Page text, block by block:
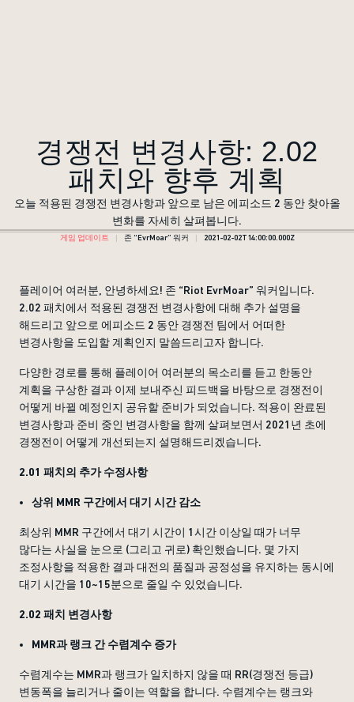
경쟁전 변경사항: 2.02
패치와 향후 계획
오늘 적용된 경쟁전 변경사항과 앞으로 남은 에피소드 2 동안 찾아올
변화를 자세히 살펴봅니다.
게임 업데이트 존 “EvrMoar” 워커 2021-02-02T14:00:00.000Z
플레이어 여러분, 안녕하세요! 존 “Riot EvrMoar” 워커입니다.
2.02 패치에서 적용된 경쟁전 변경사항에 대해 추가 설명을
해드리고 앞으로 에피소드 2 동안 경쟁전 팀에서 어떠한
변경사항을 도입할 계획인지 말씀드리고자 합니다.
다양한 경로를 통해 플레이어 여러분의 목소리를 듣고 한동안
계획을 구상한 결과 이제 보내주신 피드백을 바탕으로 경쟁전이
어떻게 바뀔 예정인지 공유할 준비가 되었습니다. 적용이 완료된
변경사항과 준비 중인 변경사항을 함께 살펴보면서 2021년 초에
경쟁전이 어떻게 개선되는지 설명해드리겠습니다.
2.01 패치의 추가 수정사항
상위 MMR 구간에서 대기 시간 감소
최상위 MMR 구간에서 대기 시간이 1시간 이상일 때가 너무
많다는 사실을 눈으로 (그리고 귀로) 확인했습니다. 몇 가지
조정사항을 적용한 결과 대전의 품질과 공정성을 유지하는 동시에
대기 시간을 10~15분으로 줄일 수 있었습니다.
2.02 패치 변경사항
MMR과 랭크 간 수렴계수 증가
수렴계수는 MMR과 랭크가 일치하지 않을 때 RR(경쟁전 등급)
변동폭을 늘리거나 줄이는 역할을 합니다. 수렴계수는 랭크와